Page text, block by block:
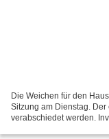
Die Weichen für den
Sitzung am Dienstag.
verabschiedet werden.